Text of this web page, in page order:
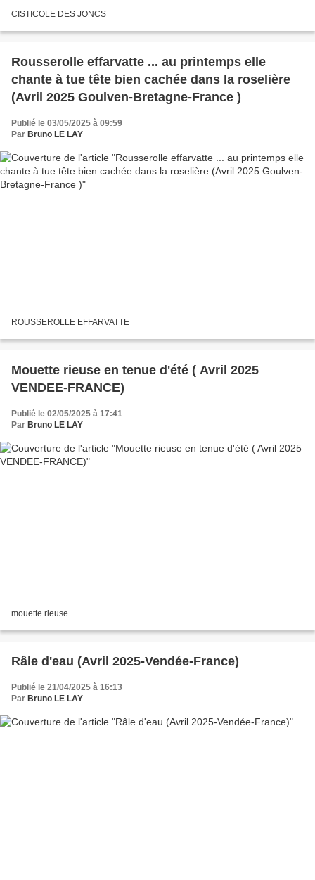
CISTICOLE DES JONCS
Rousserolle effarvatte ... au printemps elle
chante à tue tête bien cachée dans la roselière
(Avril 2025 Goulven-Bretagne-France )
Publié le 03/05/2025 à 09:59
Par Bruno LE LAY
ROUSSEROLLE EFFARVATTE
Mouette rieuse en tenue d'été ( Avril 2025
VENDEE-FRANCE)
Publié le 02/05/2025 à 17:41
Par Bruno LE LAY
mouette rieuse
Râle d'eau (Avril 2025-Vendée-France)
Publié le 21/04/2025 à 16:13
Par Bruno LE LAY